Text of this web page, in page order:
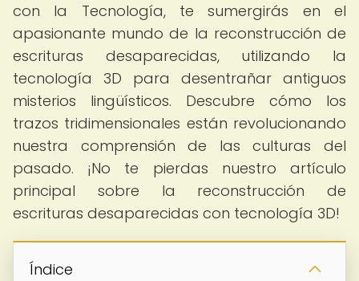
con la Tecnología, te sumergirás en el
apasionante mundo de la reconstrucción de
escrituras desaparecidas, utilizando la
tecnología 3D para desentrañar antiguos
misterios lingüísticos. Descubre cómo los
trazos tridimensionales están revolucionando
nuestra comprensión de las culturas del
pasado. ¡No te pierdas nuestro artículo
principal sobre la reconstrucción de
escrituras desaparecidas con tecnología 3D!
Índice